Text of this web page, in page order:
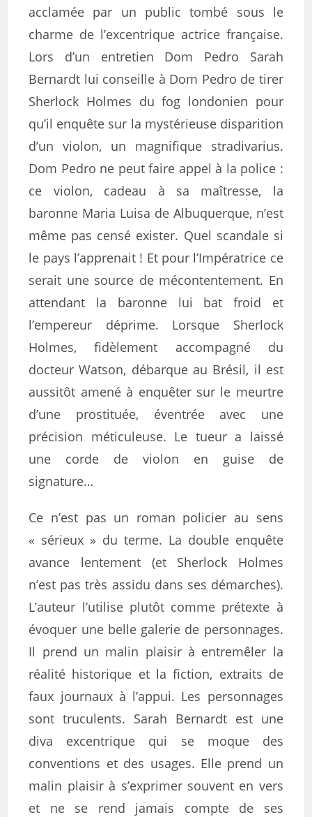
acclamée par un public tombé sous le
charme de l’excentrique actrice française.
Lors d’un entretien Dom Pedro Sarah
Bernardt lui conseille à Dom Pedro de tirer
Sherlock Holmes du fog londonien pour
qu’il enquête sur la mystérieuse disparition
d’un violon, un magnifique stradivarius.
Dom Pedro ne peut faire appel à la police :
ce violon, cadeau à sa maîtresse, la
baronne Maria Luisa de Albuquerque, n’est
même pas censé exister. Quel scandale si
le pays l’apprenait ! Et pour l’Impératrice ce
serait une source de mécontentement. En
attendant la baronne lui bat froid et
l’empereur déprime. Lorsque Sherlock
Holmes, fidèlement accompagné du
docteur Watson, débarque au Brésil, il est
aussitôt amené à enquêter sur le meurtre
d’une prostituée, éventrée avec une
précision méticuleuse. Le tueur a laissé
une corde de violon en guise de
signature…
Ce n’est pas un roman policier au sens
« sérieux » du terme. La double enquête
avance lentement (et Sherlock Holmes
n’est pas très assidu dans ses démarches).
L’auteur l’utilise plutôt comme prétexte à
évoquer une belle galerie de personnages.
Il prend un malin plaisir à entremêler la
réalité historique et la fiction, extraits de
faux journaux à l’appui. Les personnages
sont truculents. Sarah Bernardt est une
diva excentrique qui se moque des
conventions et des usages. Elle prend un
malin plaisir à s’exprimer souvent en vers
et ne se rend jamais compte de ses